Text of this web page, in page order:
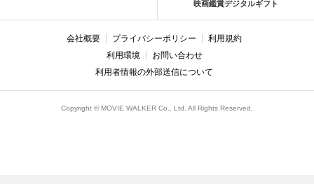
映画鑑賞デジタルギフト
会社概要 プライバシーポリシー
利用規約
利用環境
お問い合わせ
利用者情報の外部送信について
Copyright © MOVIE WALKER Co., Ltd. All Rights Reserved.